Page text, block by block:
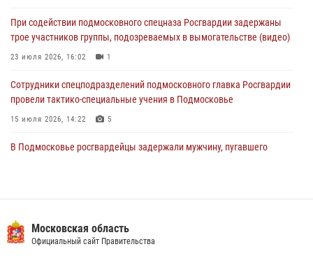
сигналам «Тревога» с охраняемых объектов в Подмосковье
04 августа 2026, 12:15
При содействии подмосковного спецназа Росгвардии задержаны
трое участников группы, подозреваемых в вымогательстве (видео)
23 июля 2026, 16:02 1
Сотрудники спецподразделений подмосковного главка Росгвардии
провели тактико-специальные учения в Подмосковье
15 июля 2026, 14:22 5
В Подмосковье росгвардейцы задержали мужчину, пугавшего
беспилотников в ДНР
22 июля 2026, 14:27
Московская область
Официальный сайт Правительства